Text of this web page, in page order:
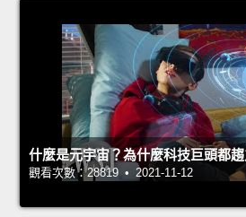
什麼是元宇宙？為什麼科技巨頭都
觀看次數：28819 • 2021-11-12